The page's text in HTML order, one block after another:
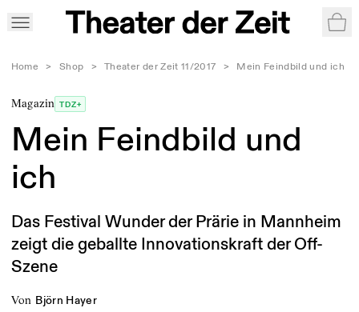
Home > Shop > Theater der Zeit 11/2017 > Mein Feindbild und ich
Magazin TDZ+
Mein Feindbild und
ich
Das Festival Wunder der Prärie in Mannheim
zeigt die geballte Innovationskraft der Off-
Szene
von Björn Hayer